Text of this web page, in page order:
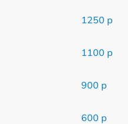
1250 р
1100 р
900 р
600 р